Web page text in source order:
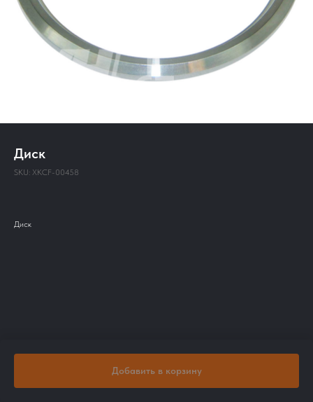
Диск
SKU: XKCF-00458
Добавить в корзину
Диск